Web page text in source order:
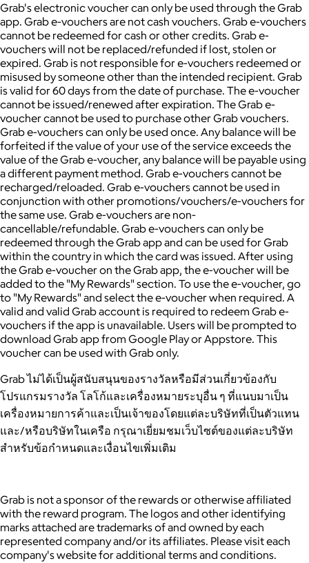
Grab's electronic voucher can only be used through the Grab
app. Grab e-vouchers are not cash vouchers. Grab e-vouchers
cannot be redeemed for cash or other credits. Grab e-
vouchers will not be replaced/refunded if lost, stolen or
expired. Grab is not responsible for e-vouchers redeemed or
misused by someone other than the intended recipient. Grab
is valid for 60 days from the date of purchase. The e-voucher
cannot be issued/renewed after expiration. The Grab e-
voucher cannot be used to purchase other Grab vouchers.
Grab e-vouchers can only be used once. Any balance will be
forfeited if the value of your use of the service exceeds the
value of the Grab e-voucher, any balance will be payable using
a different payment method. Grab e-vouchers cannot be
recharged/reloaded. Grab e-vouchers cannot be used in
conjunction with other promotions/vouchers/e-vouchers for
the same use. Grab e-vouchers are non-
cancellable/refundable. Grab e-vouchers can only be
redeemed through the Grab app and can be used for Grab
within the country in which the card was issued. After using
the Grab e-voucher on the Grab app, the e-voucher will be
added to the "My Rewards" section. To use the e-voucher, go
to "My Rewards" and select the e-voucher when required. A
valid and valid Grab account is required to redeem Grab e-
vouchers if the app is unavailable. Users will be prompted to
download Grab app from Google Play or Appstore. This
voucher can be used with Grab only.
Grab ไม่ได้เป็นผู้สนับสนุนของรางวัลหรือมีส่วนเกี่ยวข้องกับ
โปรแกรมรางวัล โลโก้และเครื่องหมายระบุอื่น ๆ ที่แนบมาเป็น
เครื่องหมายการค้าและเป็นเจ้าของโดยแต่ละบริษัทที่เป็นตัวแทน
และ/หรือบริษัทในเครือ กรุณาเยี่ยมชมเว็บไซต์ของแต่ละบริษัท
สำหรับข้อกำหนดและเงื่อนไขเพิ่มเติม
Grab is not a sponsor of the rewards or otherwise affiliated
with the reward program. The logos and other identifying
marks attached are trademarks of and owned by each
represented company and/or its affiliates. Please visit each
company's website for additional terms and conditions.